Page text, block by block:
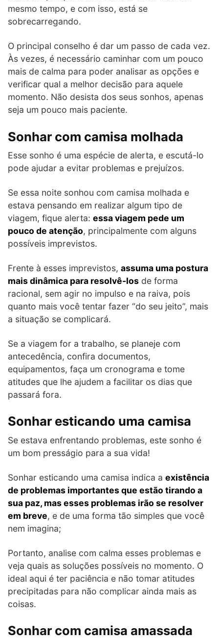
mesmo tempo, e com isso, está se
sobrecarregando.
O principal conselho é dar um passo de cada vez.
Às vezes, é necessário caminhar com um pouco
mais de calma para poder analisar as opções e
verificar qual a melhor decisão para aquele
momento. Não desista dos seus sonhos, apenas
seja um pouco mais paciente.
Sonhar com camisa molhada
Esse sonho é uma espécie de alerta, e escutá-lo
pode ajudar a evitar problemas e prejuízos.
Se essa noite sonhou com camisa molhada e
estava pensando em realizar algum tipo de
viagem, fique alerta: essa viagem pede um
pouco de atenção, principalmente com alguns
possíveis imprevistos.
Frente à esses imprevistos, assuma uma postura
mais dinâmica para resolvê-los de forma
racional, sem agir no impulso e na raiva, pois
quanto mais você tentar fazer “do seu jeito”, mais
a situação se complicará.
Se a viagem for a trabalho, se planeje com
antecedência, confira documentos,
equipamentos, faça um cronograma e tome
atitudes que lhe ajudem a facilitar os dias que
passará fora.
Sonhar esticando uma camisa
Se estava enfrentando problemas, este sonho é
um bom presságio para a sua vida!
Sonhar esticando uma camisa indica a existência
de problemas importantes que estão tirando a
sua paz, mas esses problemas irão se resolver
em breve, e de uma forma tão simples que você
nem imagina;
Portanto, analise com calma esses problemas e
veja quais as soluções possíveis no momento. O
ideal aqui é ter paciência e não tomar atitudes
precipitadas para não complicar ainda mais as
coisas.
Sonhar com camisa amassada